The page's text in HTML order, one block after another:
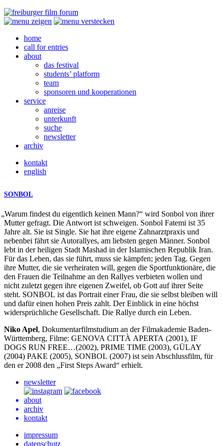
home
call for entries
about
das festival
students’ platform
team
sponsoren und kooperationen
service
anreise
unterkunft
suche
newsletter
archiv
kontakt
english
SONBOL
„Warum findest du eigentlich keinen Mann?“ wird Sonbol von ihrer
Mutter gefragt. Die Antwort ist schweigen. Sonbol Fatemi ist 35
Jahre alt. Sie ist Single. Sie hat ihre eigene Zahnarztpraxis und
nebenbei fährt sie Autorallyes, am liebsten gegen Männer. Sonbol
lebt in der heiligen Stadt Mashad in der Islamischen Republik Iran.
Für das Leben, das sie führt, muss sie kämpfen; jeden Tag. Gegen
ihre Mutter, die sie verheiraten will, gegen die Sportfunktionäre, die
den Frauen die Teilnahme an den Rallyes verbieten wollen und
nicht zuletzt gegen ihre eigenen Zweifel, ob Gott auf ihrer Seite
steht. SONBOL ist das Portrait einer Frau, die sie selbst bleiben will
und dafür einen hohen Preis zahlt. Der Einblick in eine höchst
widersprüchliche Gesellschaft. Die Rallye durch ein Leben.
Niko Apel, Dokumentarfilmstudium an der Filmakademie Baden-
Württemberg, Filme: GENOVA CITTÀ APERTA (2001), IF
DOGS RUN FREE…(2002), PRIME TIME (2003), GÜLAY
(2004) PAKE (2005), SONBOL (2007) ist sein Abschlussfilm, für
den er 2008 den „First Steps Award“ erhielt.
newsletter
about
archiv
kontakt
impressum
datenschutz